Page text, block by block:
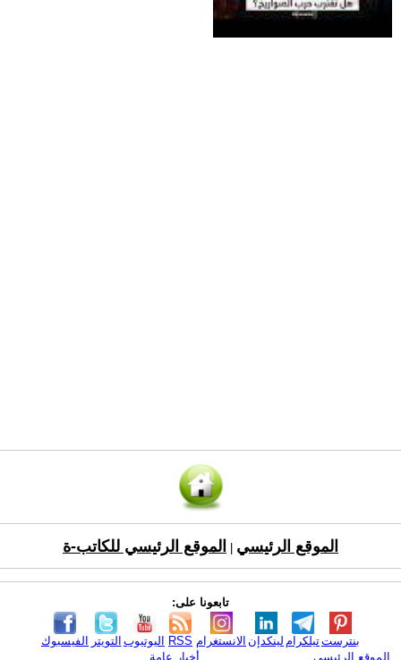
الموقع الرئيسي الموقع الرئيسي للكاتب-ة
تابعونا على:
الفيسبوك التويتر اليوتيوب RSS الانستغرام لينكدإن تيلكرامبنترست
الموقع الرئيسي
أخبار عامة